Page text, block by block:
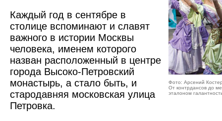
Фото: Арсений
От контрдансов до
эталоном
Каждый год в сентябре в
столице вспоминают и славят
важного в истории Москвы
человека, именем которого
назван расположенный в центре
города Высоко-Петров­ский
монастырь, а стало быть, и
стародавняя московская улица
Петровка.